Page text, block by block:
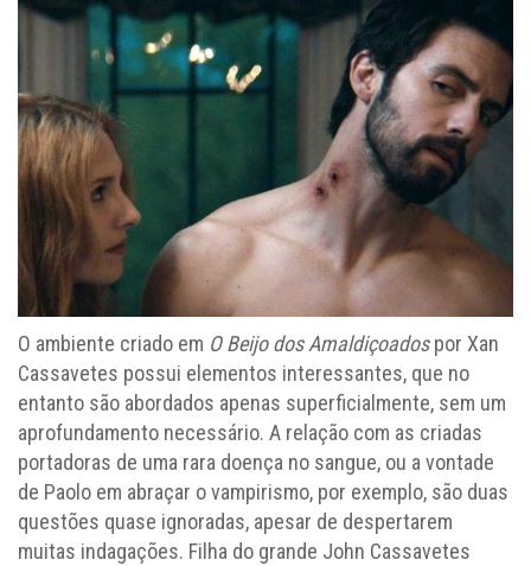
O ambiente criado em O Beijo dos Amaldiçoadospor Xan
Cassavetes possui elementos interessantes, que no
entanto são abordados apenas superficialmente, sem um
aprofundamento necessário. A relação com as criadas
portadoras de uma rara doença no sangue, ou a vontade
de Paolo em abraçar o vampirismo, por exemplo, são duas
questões quase ignoradas, apesar de despertarem
muitas indagações. Filha do grande John Cassavetes